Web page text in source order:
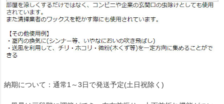
納期について：通常1～3日で発送予定(土日祝除く)